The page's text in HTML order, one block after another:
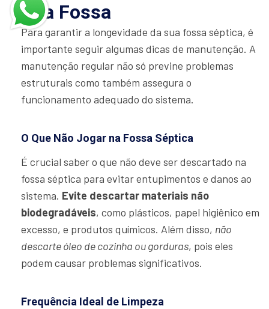
Sua Fossa
Para garantir a longevidade da sua fossa séptica, é
importante seguir algumas dicas de manutenção. A
manutenção regular não só previne problemas
estruturais como também assegura o
funcionamento adequado do sistema.
O Que Não Jogar na Fossa Séptica
É crucial saber o que não deve ser descartado na
fossa séptica para evitar entupimentos e danos ao
sistema. Evite descartar materiais não
biodegradáveis, como plásticos, papel higiênico em
excesso, e produtos químicos. Além disso, não
descarte óleo de cozinha ou gorduras, pois eles
podem causar problemas significativos.
Frequência Ideal de Limpeza